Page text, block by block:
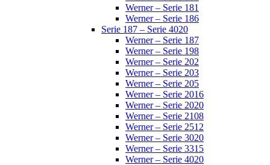
Werner – Serie 181
Werner – Serie 186
Serie 187 – Serie 4020
Werner – Serie 187
Werner – Serie 198
Werner – Serie 202
Werner – Serie 203
Werner – Serie 205
Werner – Serie 2016
Werner – Serie 2020
Werner – Serie 2108
Werner – Serie 2512
Werner – Serie 3020
Werner – Serie 3315
Werner – Serie 4020